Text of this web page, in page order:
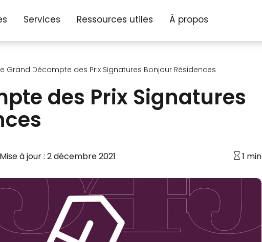
Services Ressources utiles À propos
Grand Décompte des Prix Signatures Bonjour Résidences
des Prix Signatures
Mise à jour : 2 décembre 2021 1 min